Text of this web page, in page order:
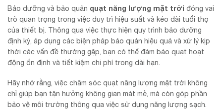
Bảo dưỡng và bảo quản quạt năng lượng mặt trời đóng vai
trò quan trọng trong việc duy trì hiệu suất và kéo dài tuổi thọ
của thiết bị. Thông qua việc thực hiện quy trình bảo dưỡng
định kỳ, áp dụng các biện pháp bảo quản hiệu quả và xử lý kịp
thời các vấn đề thường gặp, bạn có thể đảm bảo quạt hoạt
động ổn định và tiết kiệm chi phí trong dài hạn.
Hãy nhớ rằng, việc chăm sóc quạt năng lượng mặt trời không
chỉ giúp bạn tận hưởng không gian mát mẻ, mà còn góp phần
bảo vệ môi trường thông qua việc sử dụng năng lượng sạch.